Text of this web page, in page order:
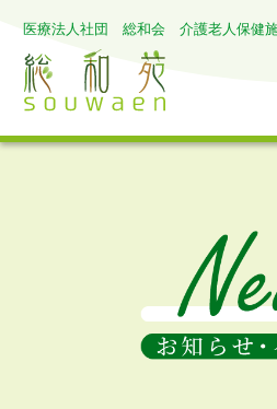
医療法人社団 総和会 介護老人保健